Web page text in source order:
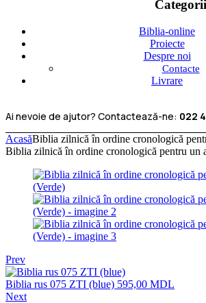
Categorii
Biblia-online
Proiecte
Despre noi
Contacte
Livrare
Ai nevoie de ajutor? Contactează-ne: 022
AcasăBiblia zilnică în ordine cronologică
Biblia zilnică în ordine cronologică pentru un
Prev
Biblia rus 075 ZTI (blue) 595,00 MDL
Next